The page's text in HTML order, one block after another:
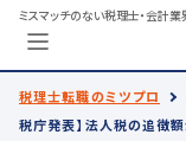
ミスマッチのない税理士・会計
税理士転職のミツプロ
税庁発表】法人税の追徴